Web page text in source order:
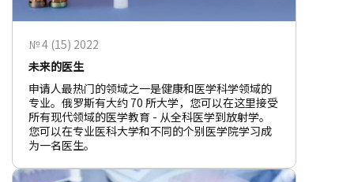
№ 4 (15) 2022
未来的医生
申请人最热门的领域之一是健康和医学科学领域的
专业。俄罗斯有大约 70 所大学，您可以在这里接受
所有现代领域的医学教育 - 从全科医学到放射学。
您可以在专业医科大学和不同的个别医学院学习成
为一名医生。